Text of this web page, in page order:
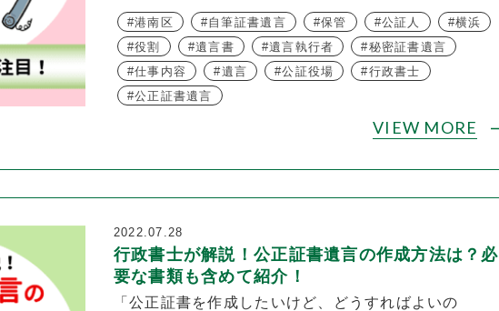
港南区 自筆証書遺言 保管 公証人
横浜
役割
遺言書 遺言執行者
秘密証書遺言
仕事内容
遺言 公証役場
行政書士
公正証書遺言
VIEW MORE
2022.07.28
行政書士が解説！公正証書遺言の作成方法は？必
要な書類も含めて紹介！
「公正証書を作成したいけど、どうすればよいの